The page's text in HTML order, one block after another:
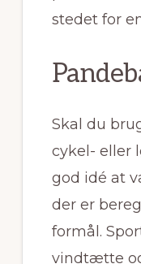
stedet for
Skal du
cykel- eller
god idé at
der er
formål.
vindtætte